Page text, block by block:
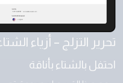
تحرير التزلج – أزياء
احتفل بالشتاء بأناقة